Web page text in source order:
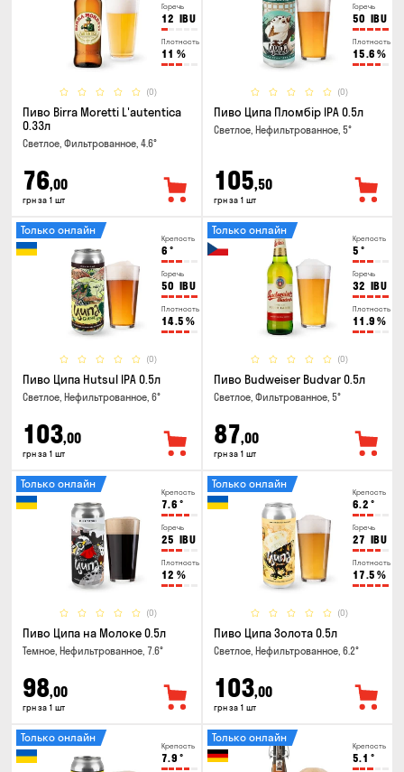
Горечь
12 IBU
Плотность
11 %
(0)
Пиво Birra Moretti L'autentica
0.33л
Светлое, Фильтрованное, 4.6°
76,00
грн за 1 шт
Горечь
50 IBU
Плотность
15.6 %
(0)
Пиво Ципа Пломбір IPA 0.5л
Светлое, Нефильтрованное, 5°
105,50
грн за 1 шт
Крепость
6 °
Горечь
50 IBU
Плотность
14.5 %
(0)
Только онлайн
Пиво Ципа Hutsul IPA 0.5л
Светлое, Нефильтрованное, 6°
103,00
грн за 1 шт
Крепость
5 °
Горечь
32 IBU
Плотность
11.9 %
(0)
Только онлайн
Пиво Budweiser Budvar 0.5л
Светлое, Фильтрованное, 5°
87,00
грн за 1 шт
Крепость
7.6 °
Горечь
25 IBU
Плотность
12 %
(0)
Только онлайн
Пиво Ципа на Молоке 0.5л
Темное, Нефильтрованное, 7.6°
98,00
грн за 1 шт
Крепость
6.2 °
Горечь
27 IBU
Плотность
17.5 %
(0)
Только онлайн
Пиво Ципа Золота 0.5л
Светлое, Нефильтрованное, 6.2°
103,00
грн за 1 шт
Крепость
7.9 °
Только онлайн
Крепость
5.1 °
Только онлайн